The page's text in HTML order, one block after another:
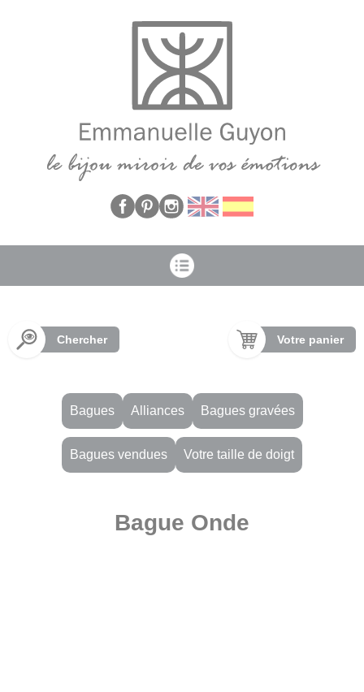
Chercher Votre panier
Bagues Alliances Bagues gravées
Bagues vendues Votre taille de doigt
Bague Onde